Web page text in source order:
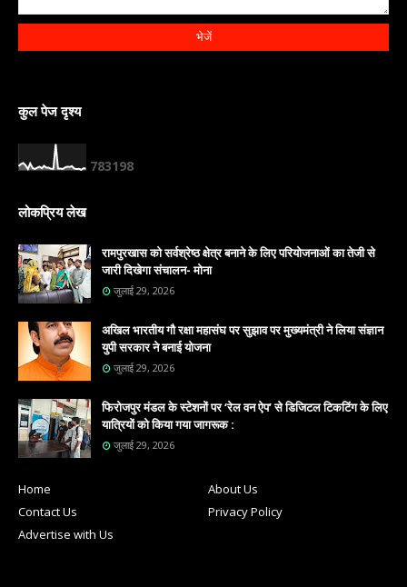
कुल पेज दृश्य
783198
लोकप्रिय लेख
रामपुरखास को सर्वश्रेष्ठ क्षेत्र बनाने के लिए परियोजनाओं का तेजी से
जारी दिखेगा संचालन- मोना
जुलाई 29, 2026
अखिल भारतीय गौ रक्षा महासंघ पर सुझाव पर मुख्यमंत्री ने लिया संज्ञान
युपी सरकार ने बनाई योजना
जुलाई 29, 2026
फिरोजपुर मंडल के स्टेशनों पर ‘रेल वन ऐप’ से डिजिटल टिकटिंग के लिए
यात्रियों को किया गया जागरूक :
जुलाई 29, 2026
Home
About Us
Contact Us
Privacy Policy
Advertise with Us